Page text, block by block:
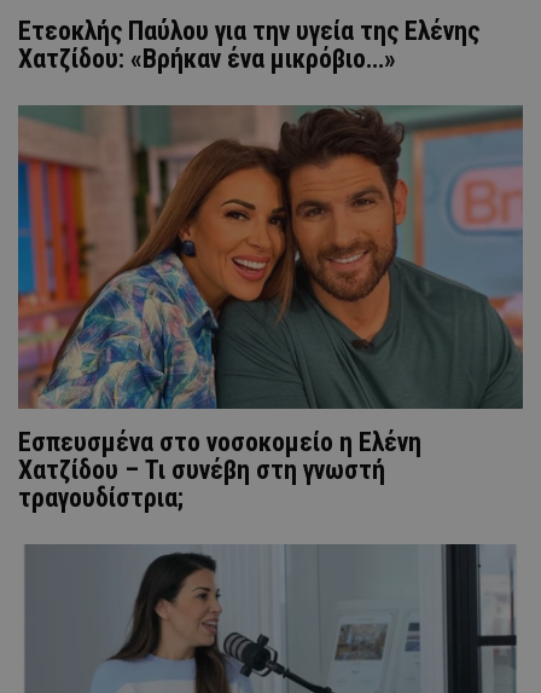
Ετεοκλής Παύλου για την υγεία της Ελένης
Χατζίδου: «Βρήκαν ένα μικρόβιο…»
Εσπευσμένα στο νοσοκομείο η Ελένη
Χατζίδου – Τι συνέβη στη γνωστή
τραγουδίστρια;